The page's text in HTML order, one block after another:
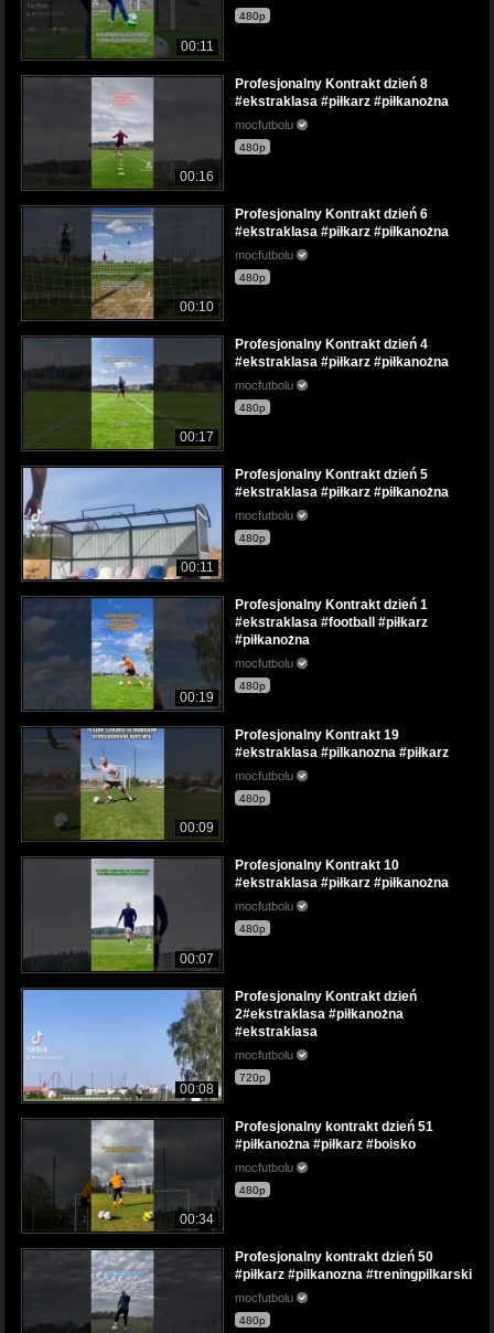
00:11
480p
00:16
Profesjonalny Kontrakt dzień 8
#ekstraklasa #piłkarz #piłkanożna
mocfutbolu
480p
00:10
Profesjonalny Kontrakt dzień 6
#ekstraklasa #piłkarz #piłkanożna
mocfutbolu
480p
00:17
Profesjonalny Kontrakt dzień 4
#ekstraklasa #piłkarz #piłkanożna
mocfutbolu
480p
00:11
Profesjonalny Kontrakt dzień 5
#ekstraklasa #piłkarz #piłkanożna
mocfutbolu
480p
00:19
Profesjonalny Kontrakt dzień 1
#ekstraklasa #football #piłkarz
#piłkanożna
mocfutbolu
480p
00:09
Profesjonalny Kontrakt 19
#ekstraklasa #pilkanozna #piłkarz
mocfutbolu
480p
00:07
Profesjonalny Kontrakt 10
#ekstraklasa #piłkarz #piłkanożna
mocfutbolu
480p
00:08
Profesjonalny Kontrakt dzień
2#ekstraklasa #piłkanożna
#ekstraklasa
mocfutbolu
720p
00:34
Profesjonalny kontrakt dzień 51
#piłkanożna #piłkarz #boisko
mocfutbolu
480p
Profesjonalny kontrakt dzień 50
#piłkarz #pilkanozna #treningpilkarski
mocfutbolu
480p